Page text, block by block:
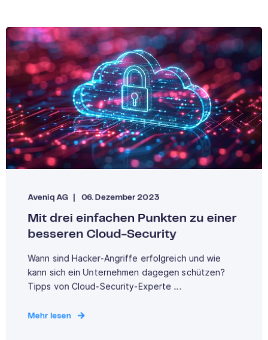
Aveniq AG 06. Dezember 2023
Mit drei einfachen Punkten zu einer
besseren Cloud-Security
Wann sind Hacker-Angriffe erfolgreich und wie
kann sich ein Unternehmen dagegen schützen?
Tipps von Cloud-Security-Experte ...
Mehr lesen